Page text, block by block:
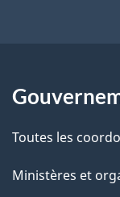
Toutes les
Ministères et